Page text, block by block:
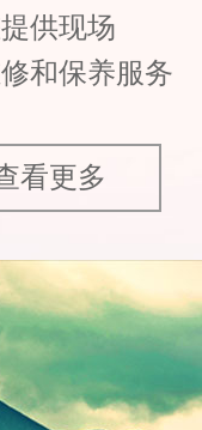
供现场
和保养服务
看更多